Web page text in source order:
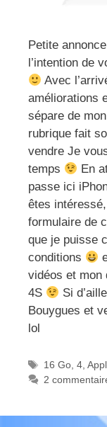
Petite
l’intention de
Avec
améliorations
sépare de
rubrique fait
vendre Je
temps
En
passe ici
êtes
formulaire de
que je puisse
conditions
vidéos et mon
4S
Si
Bouygues et
lol
Étiquettes
16 Go, 4,
2